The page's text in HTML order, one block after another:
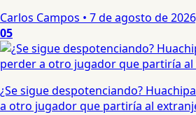
Carlos Campos • 7 de agosto de
05
¿Se sigue despotenciando?
a otro jugador que partiría al